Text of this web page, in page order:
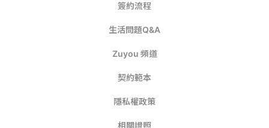
簽約流程
生活問題Q&A
Zuyou 頻道
契約範本
隱私權政策
相關證照